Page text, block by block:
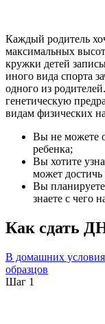
Каждый родитель
максимальных
кружки детей
иного вида спорта
одного из
генетическую
видам физических
Вы не можете
ребенка;
Вы хотите
может достичь
Вы
знаете с чего
Как сдать
В домашних
образцов
Шаг 1